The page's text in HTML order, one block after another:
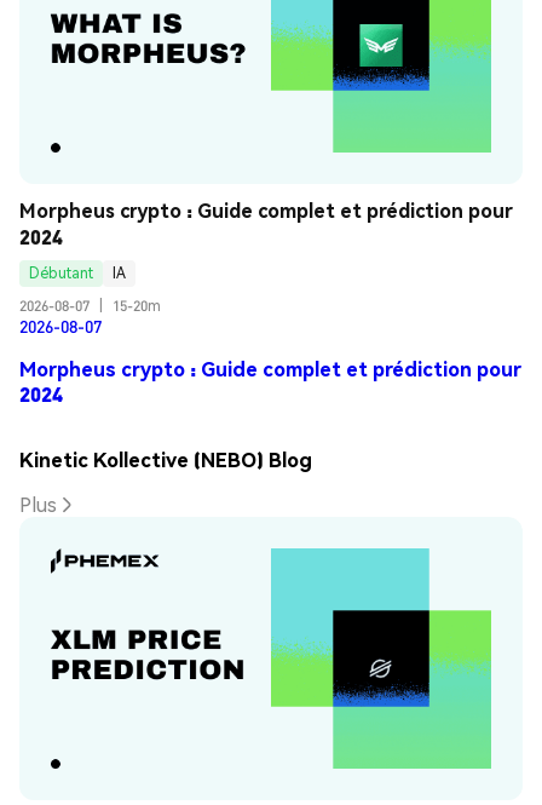
Morpheus crypto : Guide complet et prédiction pour
2024
Débutant
IA
2026-08-07
15-20m
2026-08-07
Morpheus crypto : Guide complet et prédiction pour
2024
Kinetic Kollective (NEBO) Blog
Plus